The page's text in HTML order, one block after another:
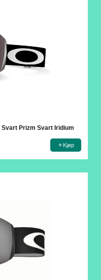
Prizm Svart Iridium
Kjøp